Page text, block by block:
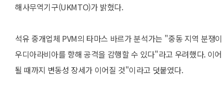
해사무역기구(UKMTO)가 밝혔다.
석유 중개업체 PVM의 타마스 바르가 분석가는 "중동 지역 분쟁
우디아라비아를 향해 공격을 감행할 수 있다"라고 우려했다. 이
될 때까지 변동성 장세가 이어질 것"이라고 덧붙였다.